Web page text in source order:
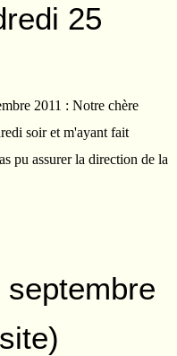
25
2011 : Notre chère
soir et m'ayant fait
pu assurer la direction de la